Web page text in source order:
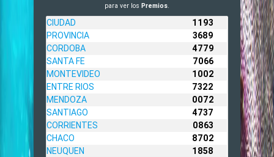
para ver los Premios.
CIUDAD
1193
PROVINCIA
3689
CORDOBA
4779
SANTA FE
7066
MONTEVIDEO
1002
ENTRE RIOS
7322
MENDOZA
0072
SANTIAGO
4737
CORRIENTES
0863
CHACO
8702
NEUQUEN
1858